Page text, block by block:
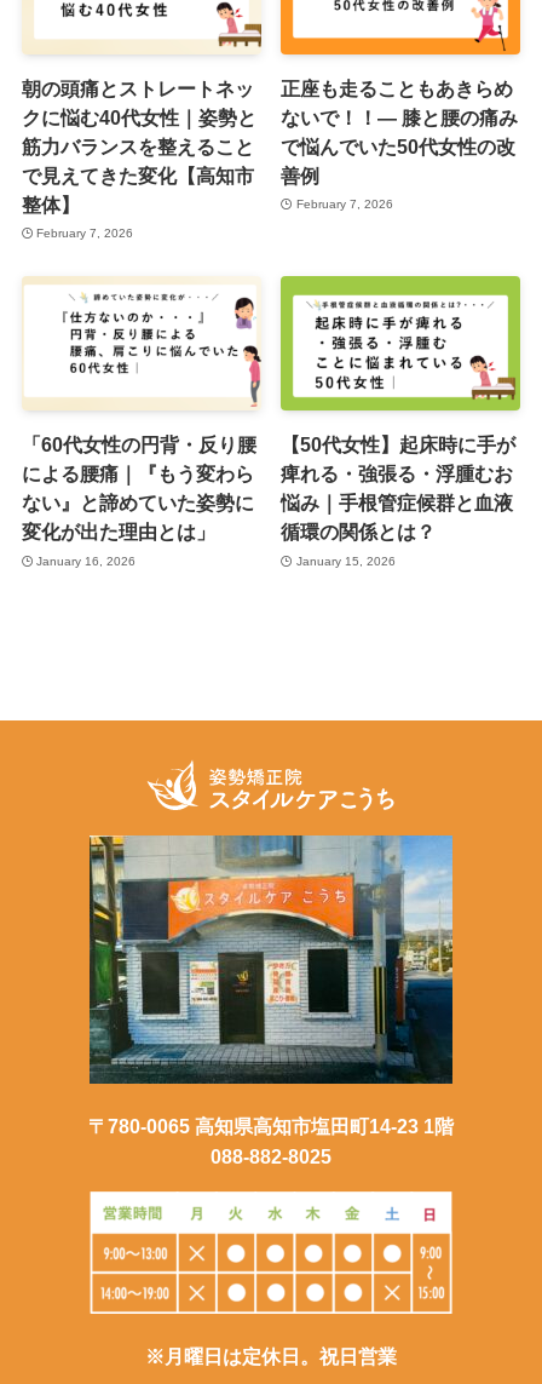
朝の頭痛とストレートネッ
クに悩む40代女性｜姿勢と
筋力バランスを整えること
で見えてきた変化【高知市
整体】
February 7, 2026
正座も走ることもあきらめ
ないで！！― 膝と腰の痛み
で悩んでいた50代女性の改
善例
February 7, 2026
「60代女性の円背・反り腰
による腰痛｜『もう変わら
ない』と諦めていた姿勢に
変化が出た理由とは」
January 16, 2026
【50代女性】起床時に手が
痺れる・強張る・浮腫むお
悩み｜手根管症候群と血液
循環の関係とは？
January 15, 2026
〒780-0065 高知県高知市塩田町14-23 1階
088-882-8025
※月曜日は定休日。祝日営業